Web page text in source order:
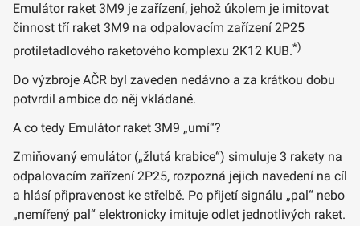
Emulátor raket 3M9 je zařízení, jehož úkolem je imitovat
činnost tří raket 3M9 na odpalovacím zařízení 2P25
protiletadlového raketového komplexu 2K12 KUB.*)
Do výzbroje AČR byl zaveden nedávno a za krátkou dobu
potvrdil ambice do něj vkládané.
A co tedy Emulátor raket 3M9 „umí“?
Zmiňovaný emulátor („žlutá krabice“) simuluje 3 rakety na
odpalovacím zařízení 2P25, rozpozná jejich navedení na cíl
a hlásí připravenost ke střelbě. Po přijetí signálu „pal“ nebo
„nemířený pal“ elektronicky imituje odlet jednotlivých raket.